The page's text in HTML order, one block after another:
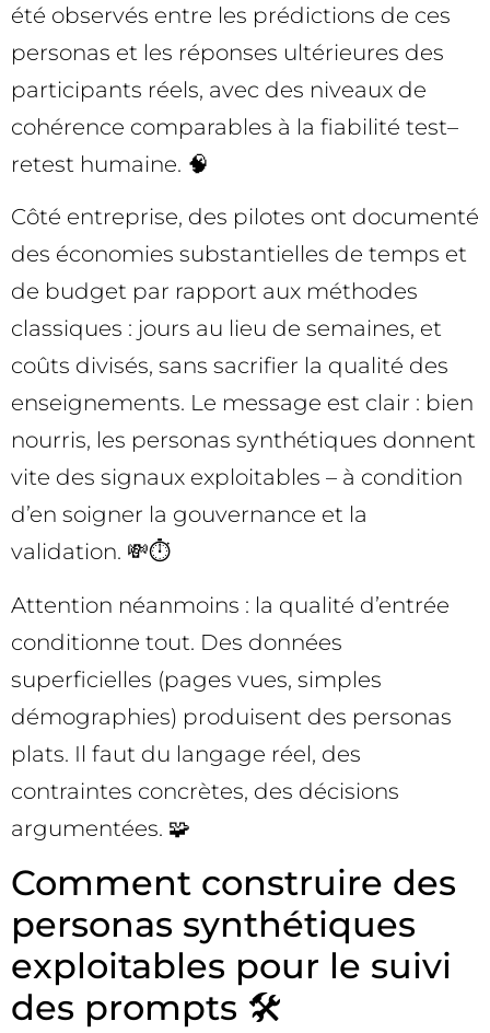
été observés entre les prédictions de ces
personas et les réponses ultérieures des
participants réels, avec des niveaux de
cohérence comparables à la fiabilité test–
retest humaine. 🧠
Côté entreprise, des pilotes ont documenté
des économies substantielles de temps et
de budget par rapport aux méthodes
classiques : jours au lieu de semaines, et
coûts divisés, sans sacrifier la qualité des
enseignements. Le message est clair : bien
nourris, les personas synthétiques donnent
vite des signaux exploitables – à condition
d’en soigner la gouvernance et la
validation. 💸⏱️
Attention néanmoins : la qualité d’entrée
conditionne tout. Des données
superficielles (pages vues, simples
démographies) produisent des personas
plats. Il faut du langage réel, des
contraintes concrètes, des décisions
argumentées. 🧩
Comment construire des
personas synthétiques
exploitables pour le suivi
des prompts 🛠️